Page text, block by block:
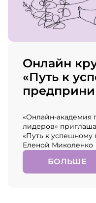
Онлайн
«Путь к
«Онлайн-академия
лидеров»
«Путь к успешному
Еленой Миколенко
БОЛЬШЕ